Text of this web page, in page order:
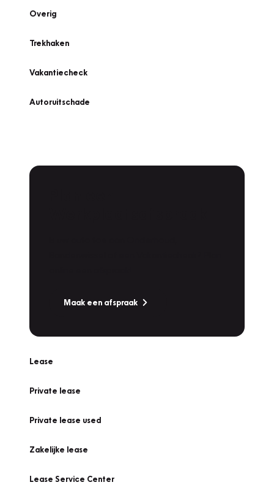
Overig
Trekhaken
Vakantiecheck
Autoruitschade
Maak een afspraak
Lease
Private lease
Private lease used
Zakelijke lease
Lease Service Center